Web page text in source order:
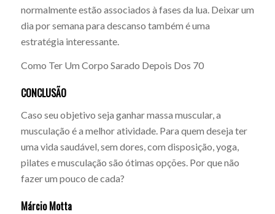
normalmente estão associados à fases da lua. Deixar um
dia por semana para descanso também é uma
estratégia interessante.
Como Ter Um Corpo Sarado Depois Dos 70
CONCLUSÃO
Caso seu objetivo seja ganhar massa muscular, a
musculação é a melhor atividade. Para quem deseja ter
uma vida saudável, sem dores, com disposição, yoga,
pilates e musculação são ótimas opções. Por que não
fazer um pouco de cada?
Márcio Motta